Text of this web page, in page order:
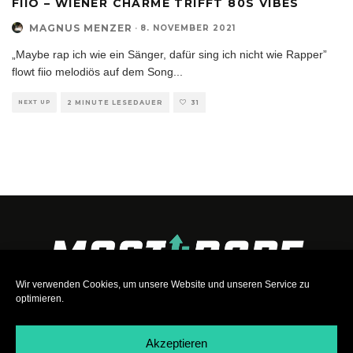
Wir verwenden Cookies, um unsere Website und unseren Service zu
optimieren.
Akzeptieren
FIIO – WIENER CHARME TRIFFT 80S VIBES
MAGNUS MENZER · 8. NOVEMBER 2021
„Maybe rap ich wie ein Sänger, dafür sing ich nicht wie Rapper”
flowt fiio melodiös auf dem Song
NEXT UP 2 MINUTE LESEDAUER 31